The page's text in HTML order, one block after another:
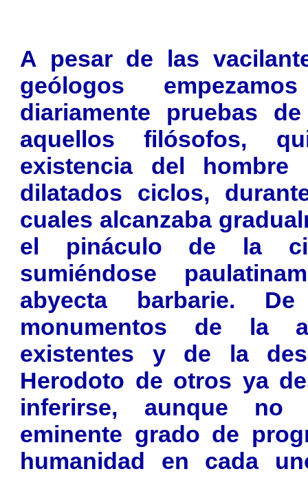
A pesar de las
geólogos
diariamente pruebas
aquellos filósofos,
existencia del
dilatados ciclos,
cuales alcanzaba
el pináculo de la
sumiéndose
abyecta barbarie.
monumentos de la
existentes y de la
Herodoto de otros ya
inferirse, aunque
eminente grado de
humanidad en cada